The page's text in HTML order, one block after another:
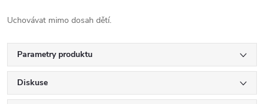
Uchovávat mimo dosah dětí.
Parametry produktu
Diskuse